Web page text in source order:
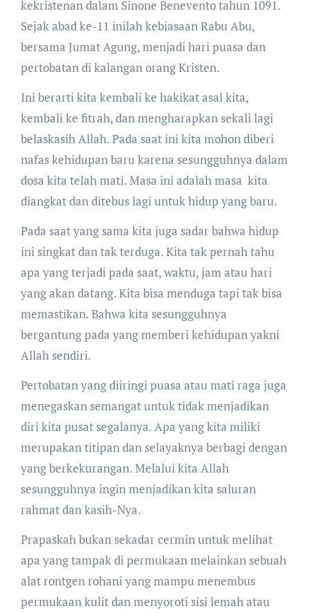
kekristenan dalam Sinone Benevento tahun 1091.
Sejak abad ke-11 inilah kebiasaan Rabu Abu,
bersama Jumat Agung, menjadi hari puasa dan
pertobatan di kalangan orang Kristen.
Ini berarti kita kembali ke hakikat asal kita,
kembali ke fitrah, dan mengharapkan sekali lagi
belaskasih Allah. Pada saat ini kita mohon diberi
nafas kehidupan baru karena sesungguhnya dalam
dosa kita telah mati. Masa ini adalah masa kita
diangkat dan ditebus lagi untuk hidup yang baru.
Pada saat yang sama kita juga sadar bahwa hidup
ini singkat dan tak terduga. Kita tak pernah tahu
apa yang terjadi pada saat, waktu, jam atau hari
yang akan datang. Kita bisa menduga tapi tak bisa
memastikan. Bahwa kita sesungguhnya
bergantung pada yang memberi kehidupan yakni
Allah sendiri.
Pertobatan yang diiringi puasa atau mati raga juga
menegaskan semangat untuk tidak menjadikan
diri kita pusat segalanya. Apa yang kita miliki
merupakan titipan dan selayaknya berbagi dengan
yang berkekurangan. Melalui kita Allah
sesungguhnya ingin menjadikan kita saluran
rahmat dan kasih-Nya.
Prapaskah bukan sekadar cermin untuk melihat
apa yang tampak di permukaan melainkan sebuah
alat rontgen rohani yang mampu menembus
permukaan kulit dan menyoroti sisi lemah atau